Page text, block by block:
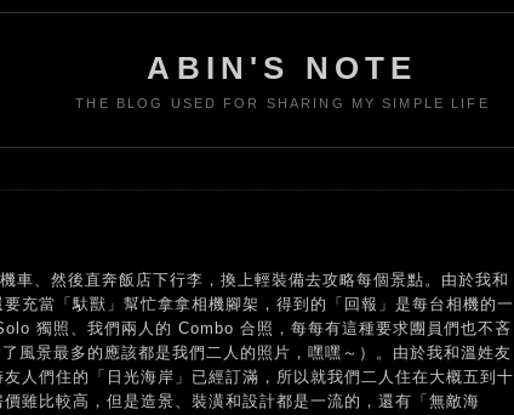
ABIN'S NOTE
THE BLOG USED FOR SHARING MY SIMPLE LIFE
車、然後直奔飯店下行李，換上輕裝備去攻略每個景點。由於我和
充當「馱獸」幫忙拿拿相機腳架，得到的「回報」是每台相機的一
獨照、我們兩人的 Combo 合照，每每有這種要求團員們也不吝
風景最多的應該都是我們二人的照片，嘿嘿～）。由於我和溫姓友
人們住的「日光海岸」已經訂滿，所以就我們二人住在大概五到十
雖比較高，但是造景、裝潢和設計都是一流的，還有「無敵海